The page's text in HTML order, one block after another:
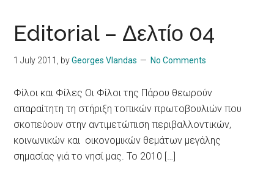
Editorial – Δελτίο 04
1 July 2011 , byGeorges Vlandas No Comments
Φίλοι και Φίλες Οι Φίλοι της Πάρου θεωρούν
απαραίτητη τη στήριξη τοπικών πρωτοβουλιών που
σκοπεύουν στην αντιμετώπιση περιβαλλοντικών,
κοινωνικών και οικονομικών θεμάτων μεγάλης
σημασίας γιά το νησί μας. Το 2010 […]